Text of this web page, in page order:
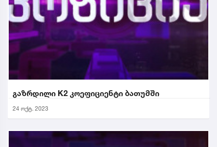
გაზრდილი K2 კოეფიციენტი ბათუმში
24 ოქტ. 2023